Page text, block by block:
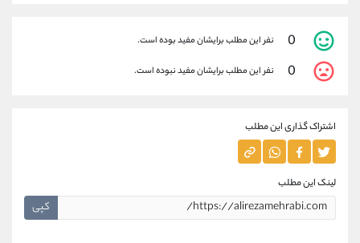
0 نفر این مطلب برایشان مفید بوده است.
0 نفر این مطلب برایشان مفید نبوده است.
اشتراک گذاری این مطلب
لینک این مطلب
کپی